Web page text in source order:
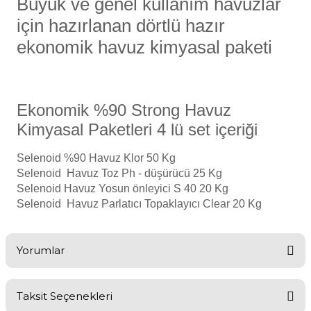
Havuz Kış Kimyasalı
Temizleyici
Endüstriyel Blower
Ayak Havuzu
Havuz Robotu Yedek
Dalgıç Pompa
Havuz Güvenlik
Büyük ve genel kullanım havuzlar
için hazırlanan dörtlü hazır
ekonomik havuz kimyasal paketi
Ekonomik %90 Strong Havuz
Kimyasal Paketleri 4 lü set içeriği
Selenoid %90 Havuz Klor 50 Kg
Selenoid Havuz Toz Ph - düşürücü 25 Kg
Selenoid Havuz Yosun önleyici S 40 20 Kg
Selenoid Havuz Parlatıcı Topaklayıcı Clear 20 Kg
Yorumlar
Taksit Seçenekleri